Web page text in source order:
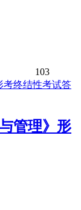
103
管理》形